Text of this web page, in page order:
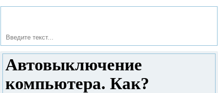
Автовыключение
компьютера. Как?